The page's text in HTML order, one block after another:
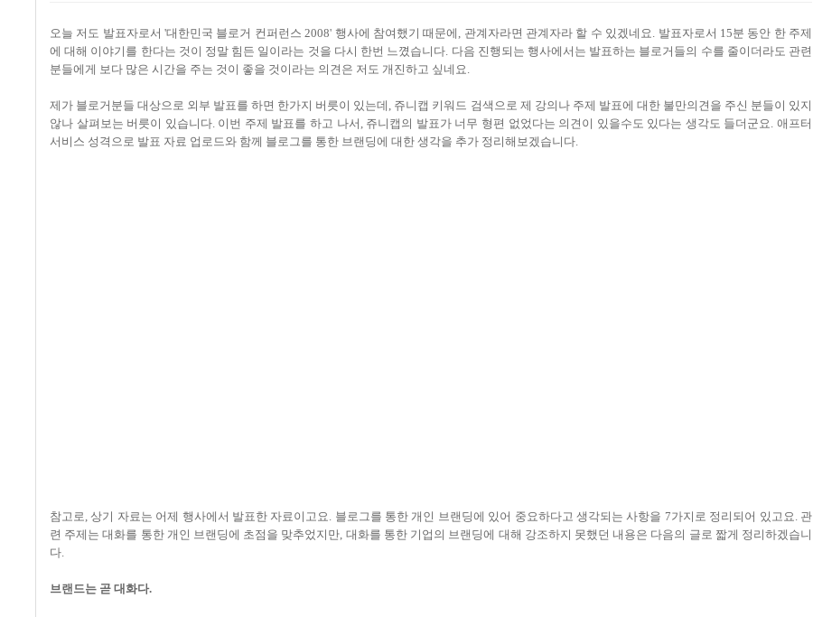
오늘 저도 발표자로서 '대한민국 블로거 컨퍼런스 2008' 행사에 참여했기 때문에, 관계자라면 관계자라 할 수 있겠네요. 발표자로서 15분 동안 한 주제
에 대해 이야기를 한다는 것이 정말 힘든 일이라는 것을 다시 한번 느꼈습니다. 다음 진행되는 행사에서는 발표하는 블로거들의 수를 줄이더라도 관련
분들에게 보다 많은 시간을 주는 것이 좋을 것이라는 의견은 저도 개진하고 싶네요.
제가 블로거분들 대상으로 외부 발표를 하면 한가지 버릇이 있는데, 쥬니캡 키워드 검색으로 제 강의나 주제 발표에 대한 불만의견을 주신 분들이 있지
않나 살펴보는 버릇이 있습니다. 이번 주제 발표를 하고 나서, 쥬니캡의 발표가 너무 형편 없었다는 의견이 있을수도 있다는 생각도 들더군요. 애프터
서비스 성격으로 발표 자료 업로드와 함께 블로그를 통한 브랜딩에 대한 생각을 추가 정리해보겠습니다.
참고로, 상기 자료는 어제 행사에서 발표한 자료이고요. 블로그를 통한 개인 브랜딩에 있어 중요하다고 생각되는 사항을 7가지로 정리되어 있고요. 관
련 주제는 대화를 통한 개인 브랜딩에 초점을 맞추었지만, 대화를 통한 기업의 브랜딩에 대해 강조하지 못했던 내용은 다음의 글로 짧게 정리하겠습니
다.
브랜드는 곧 대화다.